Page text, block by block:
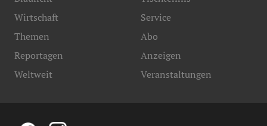
Wirtschaft
Themen
Reportagen
Weltweit
Service
Abo
Anzeigen
Veranstaltungen